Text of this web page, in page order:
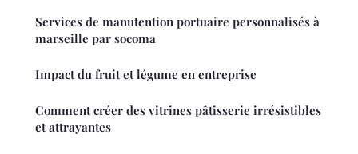
Services de manutention portuaire personnalisés à
marseille par socoma
Impact du fruit et légume en entreprise
Comment créer des vitrines pâtisserie irrésistibles
et attrayantes